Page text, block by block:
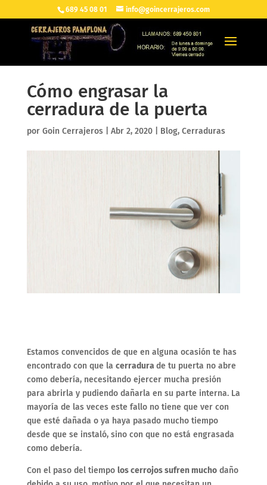
689 45 08 01 info@goincerrajeros.com
Cómo engrasar la
cerradura de la puerta
por Goin Cerrajeros| Abr 2, 2020| Blog, Cerraduras
Estamos convencidos de que en alguna ocasión te has
encontrado con que la cerradura de tu puerta no abre
como debería, necesitando ejercer mucha presión
para abrirla y pudiendo dañarla en su parte interna. La
mayoría de las veces este fallo no tiene que ver con
que esté dañada o ya haya pasado mucho tiempo
desde que se instaló, sino con que no está engrasada
como debería.
Con el paso del tiempo los cerrojos sufren muchodaño